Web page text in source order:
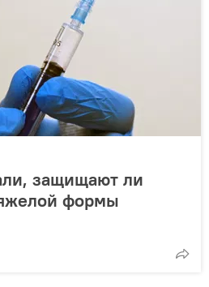
защищают ли
формы